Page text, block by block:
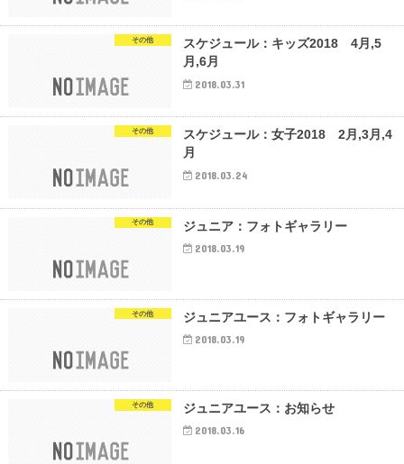
その他
スケジュール：キッズ2018 4月,5
月,6月
2018.03.31
その他
スケジュール：女子2018 2月,3月,4
月
2018.03.24
その他 ジュニア：フォトギャラリー
2018.03.19
その他 ジュニアユース：フォトギャラリー
2018.03.19
その他 ジュニアユース：お知らせ
2018.03.16